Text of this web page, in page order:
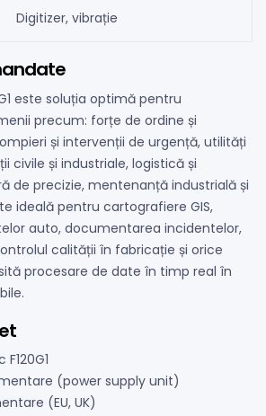
Digitizer, vibrație
este soluția optimă pentru
precum: forțe de ordine și
și intervenții de urgență, utilități
civile și industriale, logistică și
de precizie, mentenanță industrială și
ideală pentru cartografiere GIS,
auto, documentarea incidentelor,
calității în fabricație și orice
procesare de date în timp real în
(power supply unit)
(EU, UK)